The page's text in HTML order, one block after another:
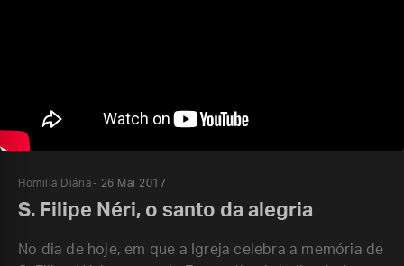
Homilia Diária 26 Mai 2017
S. Filipe Néri, o santo da alegria
No dia de hoje, em que a Igreja celebra a memória de